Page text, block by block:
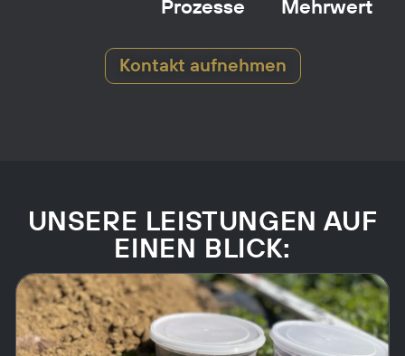
Prozesse
Mehrwert
Kontakt aufnehmen
UNSERE LEISTUNGEN AUF
EINEN BLICK:​